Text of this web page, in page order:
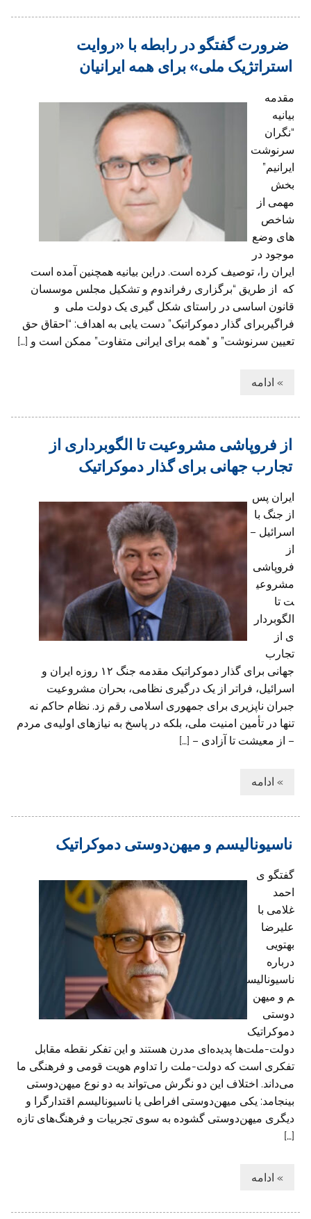
ضرورت گفتگو در رابطه با «روایت
استراتژیک ملی» برای همه ایرانیان
مقدمه
بیانیه
“نگران
سرنوشت
ایرانیم”
بخش
مهمی از
شاخص
های وضع
موجود در
ایران را، توصیف کرده است. دراین بیانیه همچنین آمده است
که از طریق “برگزاری رفراندوم و تشکیل مجلس موسسان
قانون اساسی در راستای شکل گیری یک دولت ملی و
فراگیربرای گذار دموکراتیک” دست یابی به اهداف: “احقاق حق
تعیین سرنوشت” و “همه برای ایرانی متفاوت” ممکن است و […]
» ادامه
از فروپاشی مشروعیت تا الگوبرداری از
تجارب جهانی برای گذار دموکراتیک
ایران پس
از جنگ با
اسرائیل –
از
فروپاشی
مشروعی
ت تا
الگوبردار
ی از
تجارب
جهانی برای گذار دموکراتیک مقدمه جنگ ۱۲ روزه ایران و
اسرائیل، فراتر از یک درگیری نظامی، بحران مشروعیت
جبران ناپزیری برای جمهوری اسلامی رقم زد. نظام حاکم نه
‌تنها در تأمین امنیت ملی، بلکه در پاسخ به نیازهای اولیه‌ی مردم
– از معیشت تا آزادی – […]
» ادامه
ناسیونالیسم و میهن‌دوستی دموکراتیک
گفتگو ی
احمد
غلامی با
علیرضا
بهتویی
درباره
ناسیونالیس
م و میهن
دوستی
دموکراتیک
دولت-ملت‌ها پدیده‌ای مدرن هستند و این تفکر نقطه‌ مقابل
تفکری است که دولت-ملت را تداوم هویت قومی و فرهنگی ما
می‌داند. اختلاف این دو نگرش می‌تواند به دو نوع میهن‌دوستی
بینجامد: یکی میهن‌دوستی افراطی یا ناسیونالیسم اقتدارگرا و
دیگری میهن‌دوستی گشوده به‌ سوی تجربیات و فرهنگ‌های تازه
[…]
» ادامه